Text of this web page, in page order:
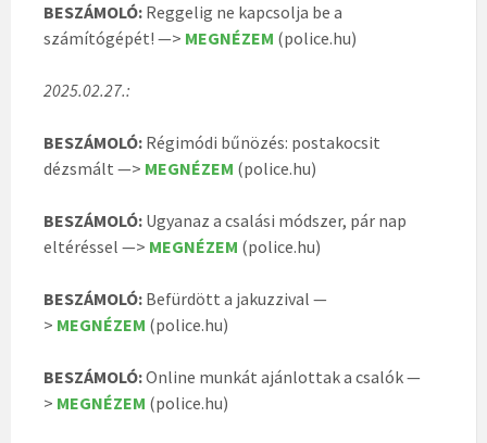
BESZÁMOLÓ: Reggelig ne kapcsolja be a
számítógépét! —> MEGNÉZEM (police.hu)
2025.02.27.:
BESZÁMOLÓ: Régimódi bűnözés: postakocsit
dézsmált —> MEGNÉZEM (police.hu)
BESZÁMOLÓ: Ugyanaz a csalási módszer, pár nap
eltéréssel —> MEGNÉZEM (police.hu)
BESZÁMOLÓ: Befürdött a jakuzzival —
> MEGNÉZEM (police.hu)
BESZÁMOLÓ:Online munkát ajánlottak a csalók —
> MEGNÉZEM (police.hu)